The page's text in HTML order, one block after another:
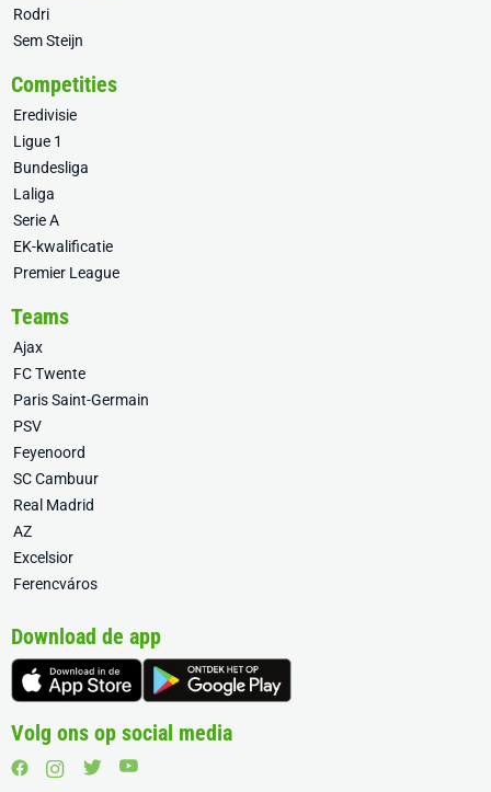
Rodri
Sem Steijn
Competities
Eredivisie
Ligue 1
Bundesliga
Laliga
Serie A
EK-kwalificatie
Premier League
Teams
Ajax
FC Twente
Paris Saint-Germain
PSV
Feyenoord
SC Cambuur
Real Madrid
AZ
Excelsior
Ferencváros
Download de app
Volg ons op social media